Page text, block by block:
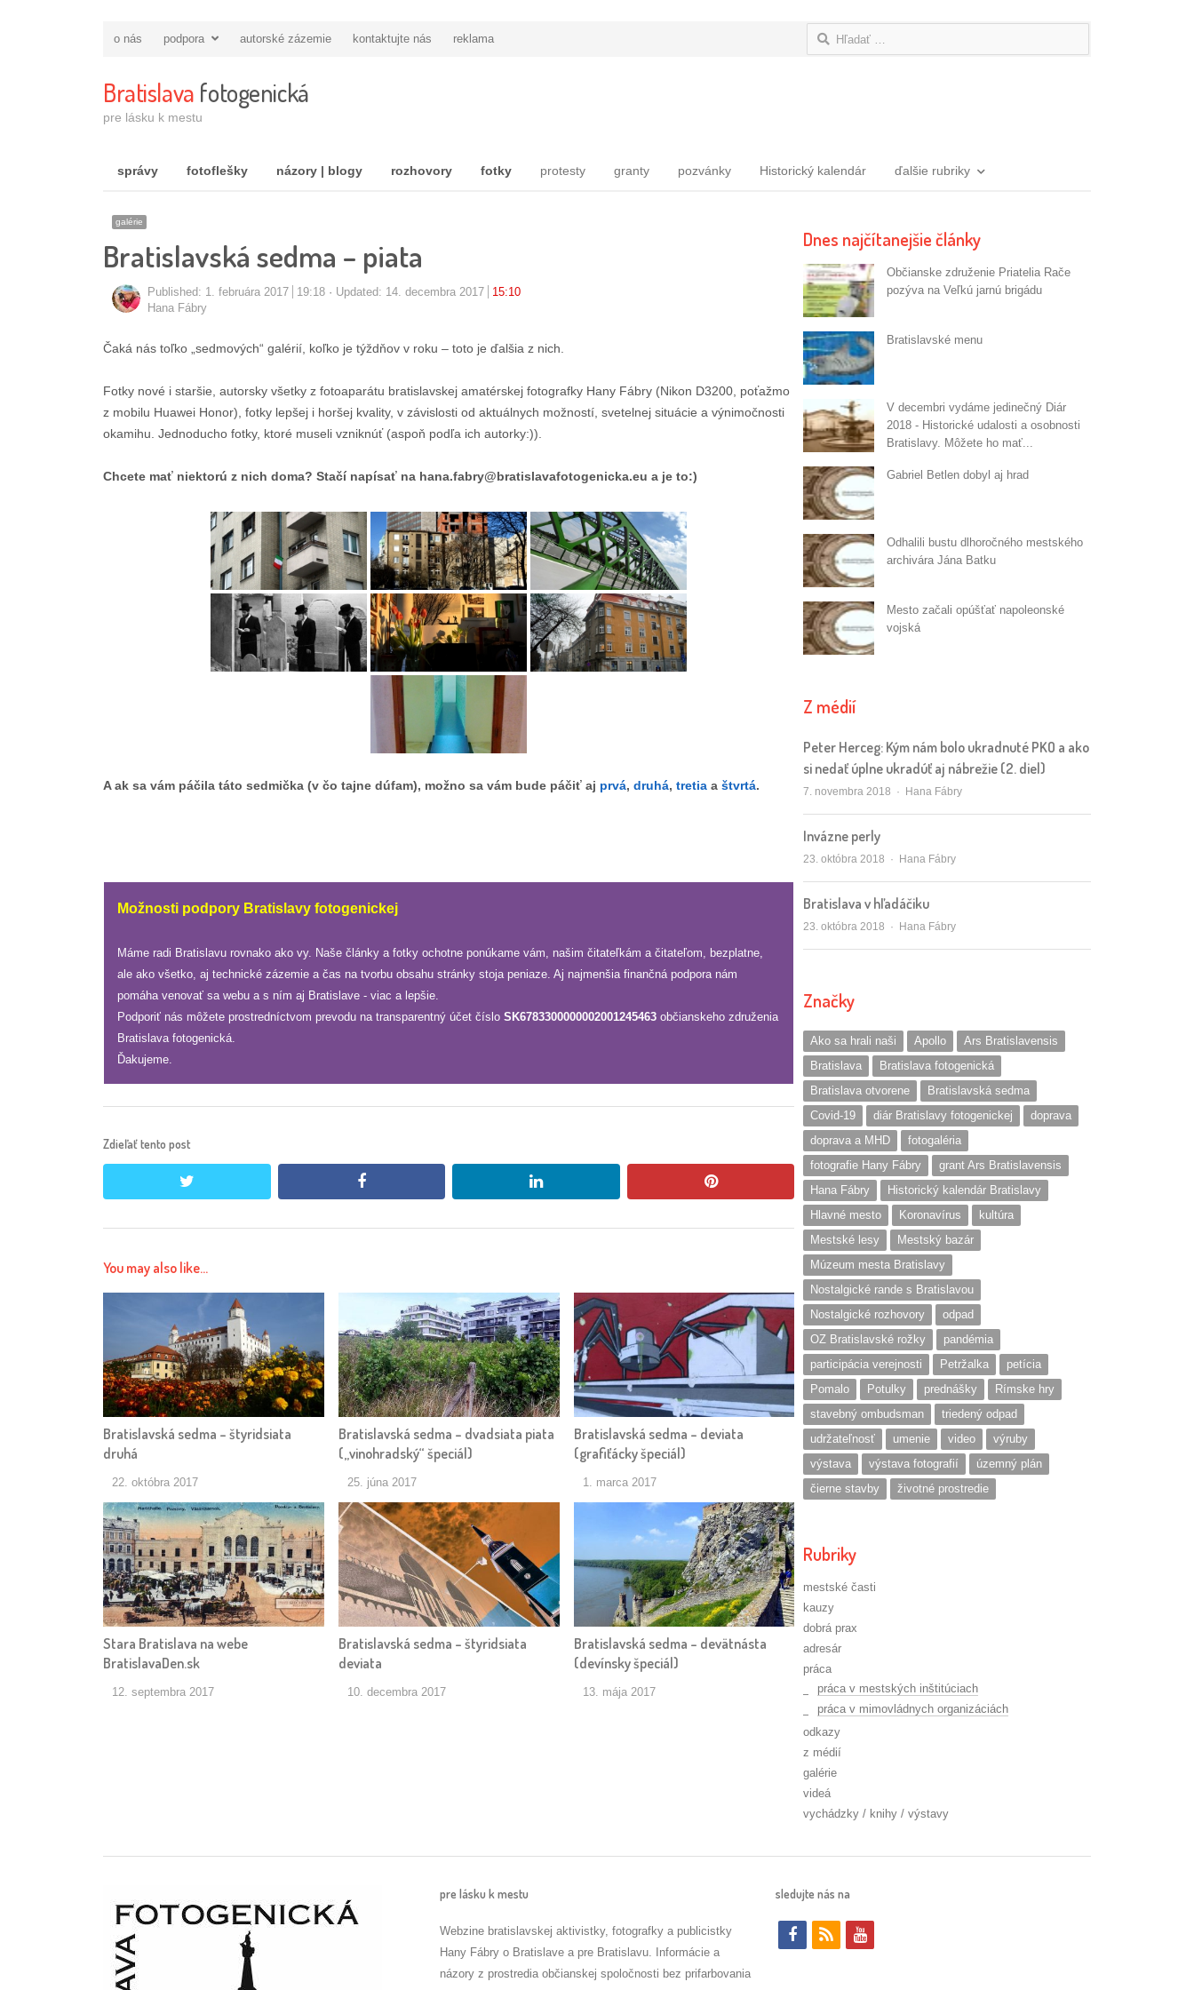
o nás podpora autorské zázemie kontaktujte nás reklama Hľadať:
Bratislava fotogenická
pre lásku k mestu
správy fotoflešky názory | blogy rozhovory fotky protesty granty pozvánky Historický kalendár ďalšie rubriky
galérie
Bratislavská sedma – piata
Published: 1. februára 2017 19:18 Updated: 14. decembra 2017
15:10
Autor/ka
Hana Fábry
Čaká nás toľko „sedmových“ galérií, koľko je týždňov v roku – toto je ďalšia z nich.
Fotky nové i staršie, autorsky všetky z fotoaparátu bratislavskej amatérskej fotografky Hany Fábry (Nikon D3200, poťažmo
z mobilu Huawei Honor), fotky lepšej i horšej kvality, v závislosti od aktuálnych možností, svetelnej situácie a výnimočnosti
okamihu. Jednoducho fotky, ktoré museli vzniknúť (aspoň podľa ich autorky:)).
Chcete mať niektorú z nich doma? Stačí napísať na hana.fabry@bratislavafotogenicka.eu a je to:)
A ak sa vám páčila táto sedmička (v čo tajne dúfam), možno sa vám bude páčiť aj prvá, druhá, tretia a štvrtá.
Možnosti podpory Bratislavy fotogenickej
Máme radi Bratislavu rovnako ako vy. Naše články a fotky ochotne ponúkame vám, našim čitateľkám a čitateľom, bezplatne,
ale ako všetko, aj technické zázemie a čas na tvorbu obsahu stránky stoja peniaze. Aj najmenšia finančná podpora nám
pomáha venovať sa webu a s ním aj Bratislave - viac a lepšie.
Podporiť nás môžete prostredníctvom prevodu na transparentný účet číslo SK6783300000002001245463 občianskeho združenia
Bratislava fotogenická.
Ďakujeme.
Zdieľať tento post
twitter facebook linkedin pinterest
You may also like...
Bratislavská sedma – štyridsiata
druhá
22. októbra 2017
Bratislavská sedma – dvadsiata piata
(„vinohradský“ špeciál)
25. júna 2017
Bratislavská sedma – deviata
(grafiťácky špeciál)
1. marca 2017
Stara Bratislava na webe
BratislavaDen.sk
12. septembra 2017
Bratislavská sedma – štyridsiata
deviata
10. decembra 2017
Bratislavská sedma – devätnásta
(devínsky špeciál)
13. mája 2017
Dnes najčítanejšie články
Občianske združenie Priatelia Rače
pozýva na Veľkú jarnú brigádu
Bratislavské menu
V decembri vydáme jedinečný Diár
2018 - Historické udalosti a osobnosti
Bratislavy. Môžete ho mať...
Gabriel Betlen dobyl aj hrad
Odhalili bustu dlhoročného mestského
archivára Jána Batku
Mesto začali opúšťať napoleonské
vojská
Z médií
Peter Herceg: Kým nám bolo ukradnuté PKO a ako
si nedať úplne ukradúť aj nábrežie (2. diel)
7. novembra 2018 Autor/ka
Hana Fábry
Invázne perly
23. októbra 2018 Autor/ka
Hana Fábry
Bratislava v hľadáčiku
23. októbra 2018 Autor/ka
Hana Fábry
Značky
Ako sa hrali naši Apollo
Ars Bratislavensis
Bratislava
Bratislava fotogenická
Bratislava otvorene
Bratislavská sedma
Covid-19
diár Bratislavy fotogenickej
doprava
doprava a MHD
fotogaléria
fotografie Hany Fábry
grant Ars Bratislavensis
Hana Fábry
Historický kalendár Bratislavy
Hlavné mesto
Koronavírus
kultúra
Mestské lesy
Mestský bazár
Múzeum mesta Bratislavy
Nostalgické rande s Bratislavou
Nostalgické rozhovory
odpad
OZ Bratislavské rožky
pandémia
participácia verejnosti
Petržalka
petícia
Pomalo
Potulky prednášky
Rímske hry
stavebný ombudsman
triedený odpad
udržateľnosť
umenie video
výruby
výstava
výstava fotografií
územný plán
čierne stavby
životné prostredie
Rubriky
mestské časti
kauzy
dobrá prax
adresár
práca
práca v mestských inštitúciach
práca v mimovládnych organizáciách
odkazy
z médií
galérie
videá
vychádzky / knihy / výstavy
pre lásku k mestu
Webzine bratislavskej aktivistky, fotografky a publicistky
Hany Fábry o Bratislave a pre Bratislavu. Informácie a
názory z prostredia občianskej spoločnosti bez prifarbovania
sledujte nás na
f
r
y